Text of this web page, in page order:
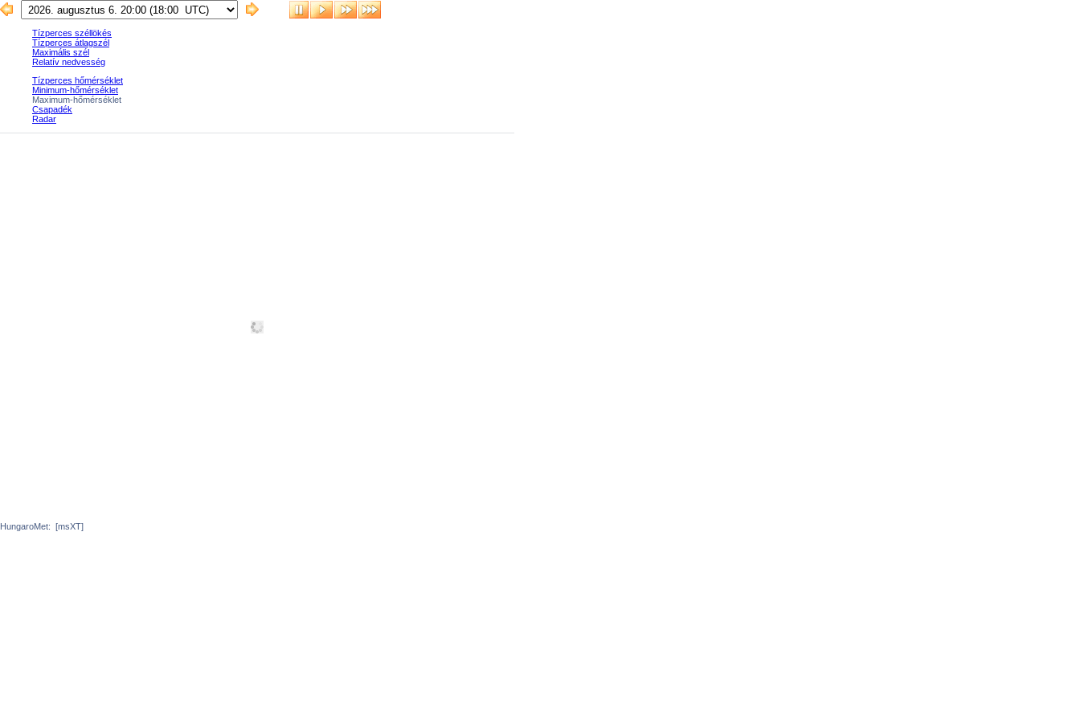
Tízperces széllökés
Tízperces átlagszél
Maximális szél
Relatív nedvesség
Tízperces hőmérséklet
Minimum-hőmérséklet
Maximum-hőmérséklet
Csapadék
Radar
HungaroMet: [msXT]